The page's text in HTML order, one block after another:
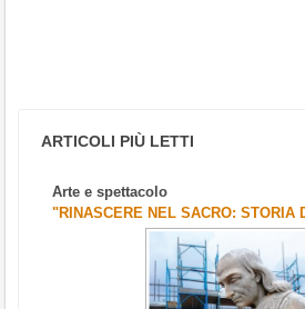
ARTICOLI PIÙ LETTI
Arte e spettacolo
"RINASCERE NEL SACRO: STORIA